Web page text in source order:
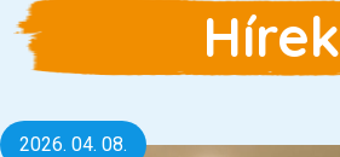
Hírek
2026. 04. 08.